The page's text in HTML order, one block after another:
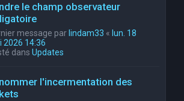
le champ observateur
message par lindam33 « lun. 18
2026 14:36
dans Updates
l'incermentation des